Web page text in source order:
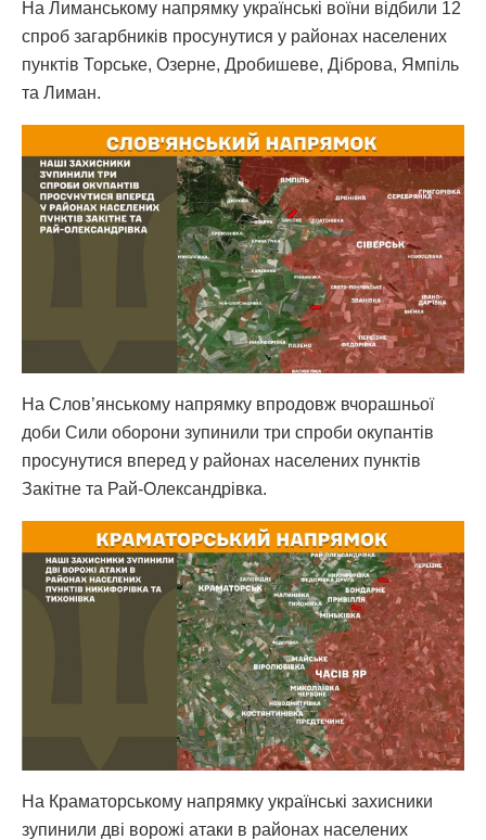
На Лиманському напрямку українські воїни відбили 12
спроб загарбників просунутися у районах населених
пунктів Торське, Озерне, Дробишеве, Діброва, Ямпіль
та Лиман.
На Слов’янському напрямку впродовж вчорашньої
доби Сили оборони зупинили три спроби окупантів
просунутися вперед у районах населених пунктів
Закітне та Рай-Олександрівка.
На Краматорському напрямку українські захисники
зупинили дві ворожі атаки в районах населених